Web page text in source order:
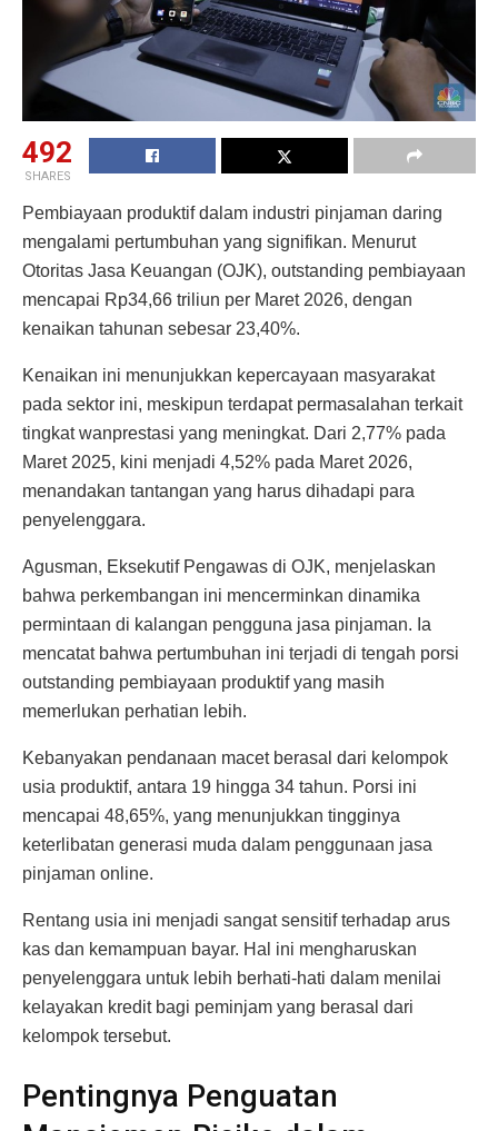
492
SHARES
Pembiayaan produktif dalam industri pinjaman daring
mengalami pertumbuhan yang signifikan. Menurut
Otoritas Jasa Keuangan (OJK), outstanding pembiayaan
mencapai Rp34,66 triliun per Maret 2026, dengan
kenaikan tahunan sebesar 23,40%.
Kenaikan ini menunjukkan kepercayaan masyarakat
pada sektor ini, meskipun terdapat permasalahan terkait
tingkat wanprestasi yang meningkat. Dari 2,77% pada
Maret 2025, kini menjadi 4,52% pada Maret 2026,
menandakan tantangan yang harus dihadapi para
penyelenggara.
Agusman, Eksekutif Pengawas di OJK, menjelaskan
bahwa perkembangan ini mencerminkan dinamika
permintaan di kalangan pengguna jasa pinjaman. Ia
mencatat bahwa pertumbuhan ini terjadi di tengah porsi
outstanding pembiayaan produktif yang masih
memerlukan perhatian lebih.
Kebanyakan pendanaan macet berasal dari kelompok
usia produktif, antara 19 hingga 34 tahun. Porsi ini
mencapai 48,65%, yang menunjukkan tingginya
keterlibatan generasi muda dalam penggunaan jasa
pinjaman online.
Rentang usia ini menjadi sangat sensitif terhadap arus
kas dan kemampuan bayar. Hal ini mengharuskan
penyelenggara untuk lebih berhati-hati dalam menilai
kelayakan kredit bagi peminjam yang berasal dari
kelompok tersebut.
Pentingnya Penguatan